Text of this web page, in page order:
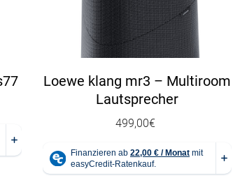
Loewe klang mr3 – Multiroom
Lautsprecher
499,00€